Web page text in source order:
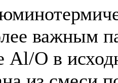
важным
Al/O в